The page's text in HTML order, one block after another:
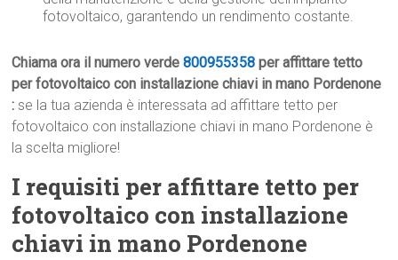
fotovoltaico, garantendo un rendimento costante.
Chiama ora il numero verde800955358 per affittare tetto
per fotovoltaico con installazione chiavi in mano Pordenone
: se la tua azienda è interessata ad affittare tetto per
fotovoltaico con installazione chiavi in mano Pordenone è
la scelta migliore!
I requisiti per affittare tetto per
fotovoltaico con installazione
chiavi in mano Pordenone